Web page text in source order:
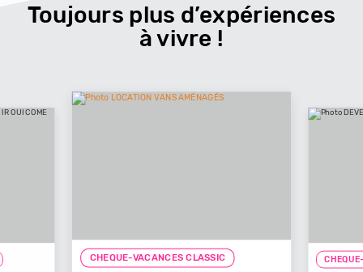
Toujours plus d’expériences
à vivre !
CHEQUE-VACANCES CLASSIC